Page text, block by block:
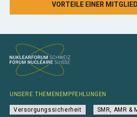
VORTEILE EINER
UNSERE THEMENEMPFEHLUNGEN
Versorgungssicherheit SMR, AMR &